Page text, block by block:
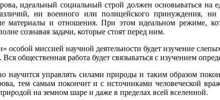
идеальный социальный строй должен основываться на
ни военного или полицейского принуждения, ни
материалы и отношения. При этом идеальном режиме,
сознавая задачи, которые стоят перед ним.
особой миссией научной деятельности будет изучение
общественная работа будет связываться с изучением
научится управлять силами природы и таким образом
тем самым покончит и с источниками человеческой
на земном шаре и даже в пределах всей вселенной.